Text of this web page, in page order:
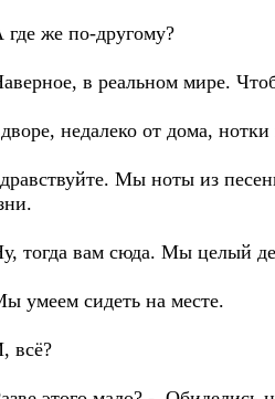
же по-другому?
в реальном мире.
недалеко от дома,
Мы ноты из
тогда вам сюда. Мы целый
умеем сидеть на месте.
всё?